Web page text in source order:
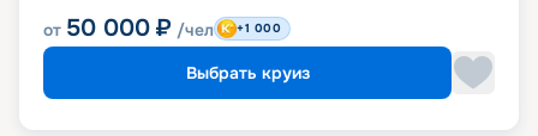
от 50 000 ₽ /чел +1 000
Выбрать круиз